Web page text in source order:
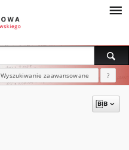
Wyszukiwanie zaawansowane ?